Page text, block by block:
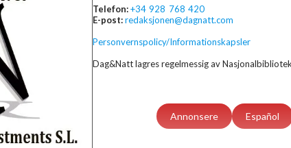
Telefon:+34 928 768 420
E-post:redaksjonen@dagnatt.com
Personvernspolicy/Informationskapsler
Dag&Natt lagres regelmessig av
Annonsere Español